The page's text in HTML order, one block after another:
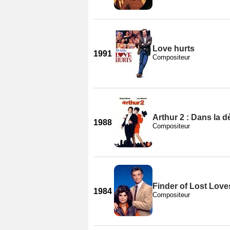
1991
Love hurts
Compositeur
1988
Arthur 2 : Dans la
Compositeur
1984
Finder of Lost
Compositeur